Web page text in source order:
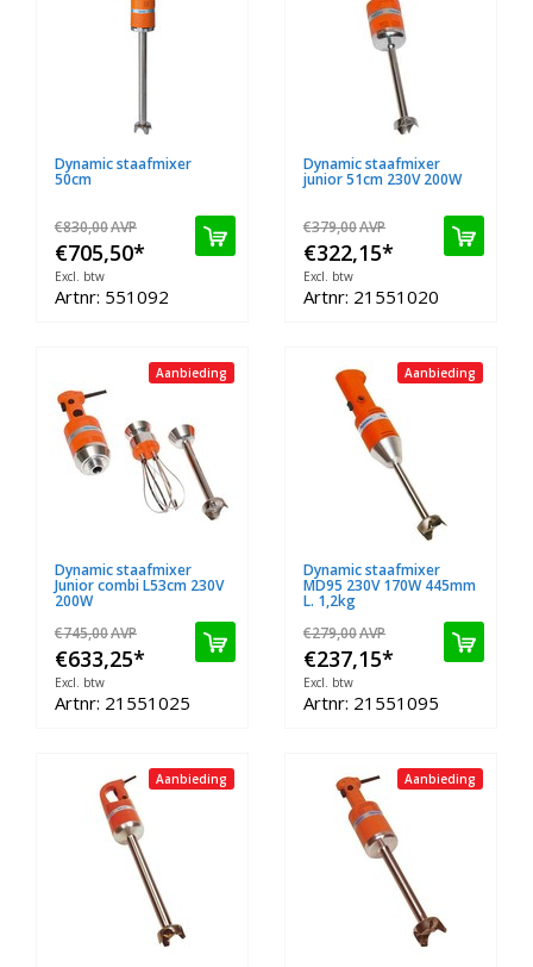
Dynamic staafmixer
50cm
€830,00AVP
€705,50*
Excl. btw
Artnr: 551092
Dynamic staafmixer
junior 51cm 230V 200W
€379,00AVP
€322,15*
Excl. btw
Artnr: 21551020
Aanbieding
Dynamic staafmixer
Junior combi L53cm 230V
200W
€745,00AVP
€633,25*
Excl. btw
Artnr: 21551025
Aanbieding
Dynamic staafmixer
MD95 230V 170W 445mm
L. 1,2kg
€279,00AVP
€237,15*
Excl. btw
Artnr: 21551095
Aanbieding Aanbieding